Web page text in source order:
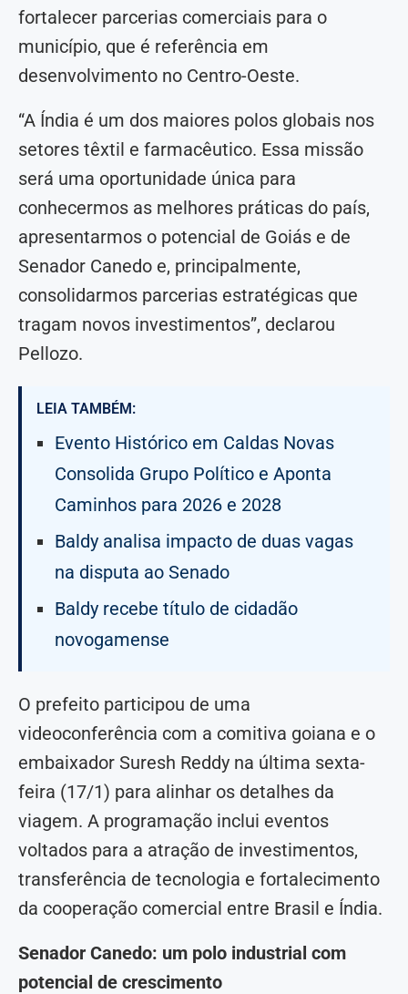
fortalecer parcerias comerciais para o
município, que é referência em
desenvolvimento no Centro-Oeste.
“A Índia é um dos maiores polos globais nos
setores têxtil e farmacêutico. Essa missão
será uma oportunidade única para
conhecermos as melhores práticas do país,
apresentarmos o potencial de Goiás e de
Senador Canedo e, principalmente,
consolidarmos parcerias estratégicas que
tragam novos investimentos”, declarou
Pellozo.
LEIA TAMBÉM:
Evento Histórico em Caldas Novas
Consolida Grupo Político e Aponta
Caminhos para 2026 e 2028
Baldy analisa impacto de duas vagas
na disputa ao Senado
Baldy recebe título de cidadão
novogamense
O prefeito participou de uma
videoconferência com a comitiva goiana e o
embaixador Suresh Reddy na última sexta-
feira (17/1) para alinhar os detalhes da
viagem. A programação inclui eventos
voltados para a atração de investimentos,
transferência de tecnologia e fortalecimento
da cooperação comercial entre Brasil e Índia.
Senador Canedo: um polo industrial com
potencial de crescimento